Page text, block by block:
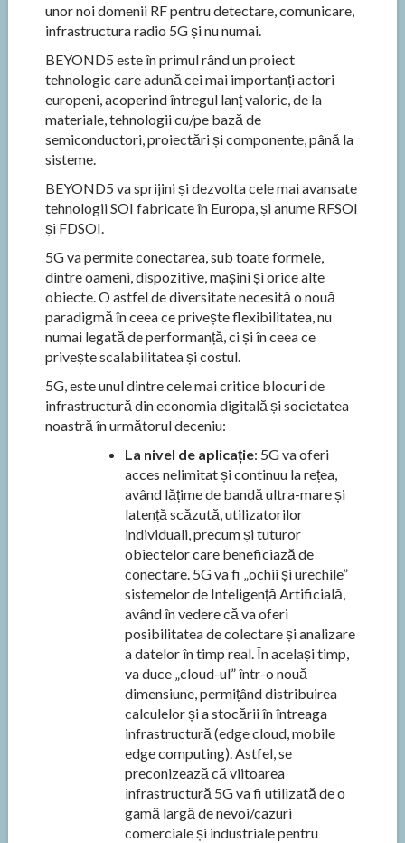
unor noi domenii RF pentru detectare, comunicare,
infrastructura radio 5G și nu numai.
BEYOND5 este în primul rând un proiect
tehnologic care adună cei mai importanți actori
europeni, acoperind întregul lanț valoric, de la
materiale, tehnologii cu/pe bază de
semiconductori, proiectări și componente, până la
sisteme.
BEYOND5 va sprijini și dezvolta cele mai avansate
tehnologii SOI fabricate în Europa, și anume RFSOI
și FDSOI.
5G va permite conectarea, sub toate formele,
dintre oameni, dispozitive, mașini și orice alte
obiecte. O astfel de diversitate necesită o nouă
paradigmă în ceea ce privește flexibilitatea, nu
numai legată de performanță, ci și în ceea ce
privește scalabilitatea și costul.
5G, este unul dintre cele mai critice blocuri de
infrastructură din economia digitală și societatea
noastră în următorul deceniu:
La nivel de aplicație: 5G va oferi
acces nelimitat și continuu la rețea,
având lățime de bandă ultra-mare și
latență scăzută, utilizatorilor
individuali, precum și tuturor
obiectelor care beneficiază de
conectare. 5G va fi „ochii și urechile”
sistemelor de Inteligență Artificială,
având în vedere că va oferi
posibilitatea de colectare și analizare
a datelor în timp real. În același timp,
va duce „cloud-ul” într-o nouă
dimensiune, permițând distribuirea
calculelor și a stocării în întreaga
infrastructură (edge cloud, mobile
edge computing). Astfel, se
preconizează că viitoarea
infrastructură 5G va fi utilizată de o
gamă largă de nevoi/cazuri
comerciale și industriale pentru